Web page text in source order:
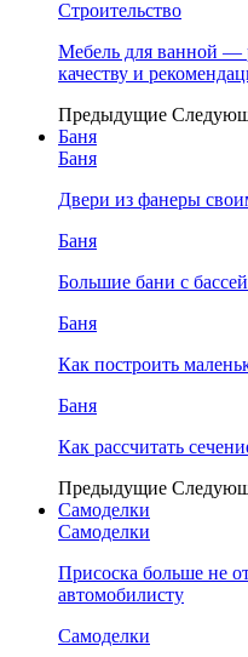
Строительство
Мебель для ванной —
качеству и
Предыдущие
Баня
Баня
Двери из фанеры
Баня
Большие бани с
Баня
Как построить
Баня
Как рассчитать
Предыдущие
Самоделки
Самоделки
Присоска больше не
автомобилисту
Самоделки